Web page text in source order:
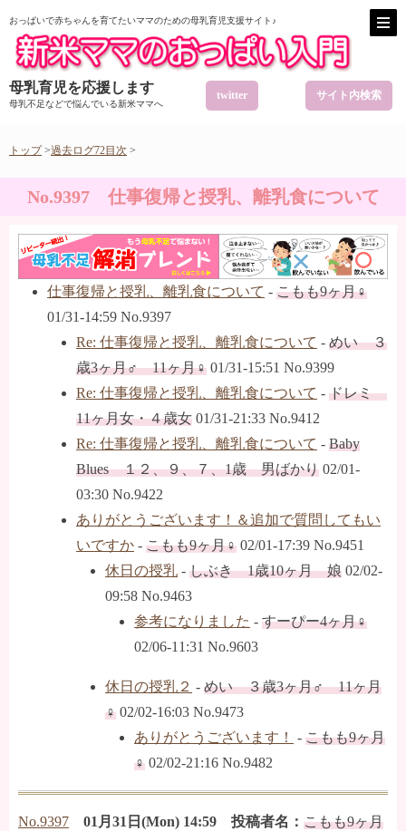
おっぱいで赤ちゃんを育てたいママのための母乳育児支援サイト♪
母乳育児を応援します
母乳不足などで悩んでいる新米ママへ
twitter サイト内検索
トップ>過去ログ72目次 >
No.9397 仕事復帰と授乳、離乳食について
仕事復帰と授乳、離乳食について - こもも9ヶ月♀
01/31-14:59 No.9397
Re: 仕事復帰と授乳、離乳食について - めい ３
歳3ヶ月♂ 11ヶ月♀ 01/31-15:51 No.9399
Re: 仕事復帰と授乳、離乳食について - ドレミ
11ヶ月女・４歳女 01/31-21:33 No.9412
Re: 仕事復帰と授乳、離乳食について - Baby
Blues １２、９、７、1歳 男ばかり 02/01-
03:30 No.9422
ありがとうございます！＆追加で質問してもい
いですか - こもも9ヶ月♀ 02/01-17:39 No.9451
休日の授乳 - しぶき 1歳10ヶ月 娘 02/02-
09:58 No.9463
参考になりました - すーぴー4ヶ月♀
02/06-11:31 No.9603
休日の授乳２ - めい ３歳3ヶ月♂ 11ヶ月
♀ 02/02-16:03 No.9473
ありがとうございます！
- こもも9ヶ月
♀ 02/02-21:16 No.9482
No.9397 01月31日(Mon) 14:59 投稿者名： こもも9ヶ月